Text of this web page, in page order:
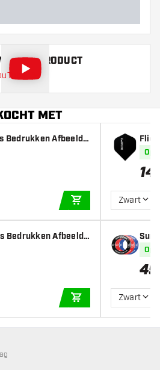
DIT PRODUCT
MET
Bedrukken Afbeeldi
IN WINKELWAGEN
Bedrukken Afbeeldi
IN WINKELWAGEN
(10
Op
14
Zwart
-
Op
49
Zwart